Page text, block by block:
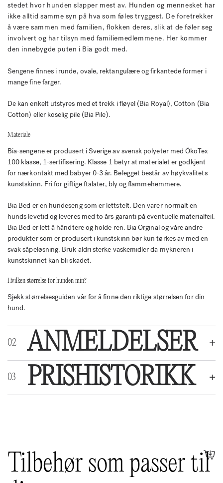
stedet hvor hunden slapper mest av. Hunden og mennesket har
ikke alltid samme syn på hva som føles tryggest. De foretrekker
å være sammen med familien, flokken deres, slik at de føler seg
involvert og har tilsyn med familiemedlemmene. Her kommer
den innebygde puten i Bia godt med.
Sengene finnes i runde, ovale, rektangulære og firkantede former i
mange fine farger.
De kan enkelt utstyres med et trekk i fløyel (Bia Royal), Cotton (Bia
Cotton) eller koselig pile (Bia Pile).
Materiale
Bia-sengene er produsert i Sverige av svensk polyeter med ÖkoTex
100 klasse, 1-sertifisering. Klasse 1 betyr at materialet er godkjent
for nærkontakt med babyer 0-3 år. Belegget består av høykvalitets
kunstskinn. Fri for giftige ftalater, bly og flammehemmere.
Bia Bed er en hundeseng som er lettstelt. Den varer normalt en
hunds levetid og leveres med to års garanti på eventuelle materialfeil.
Bia Bed er lett å håndtere og holde ren. Bia Orginal og våre andre
produkter som er produsert i kunstskinn bør kun tørkes av med en
svak såpeløsning. Bruk aldri sterke vaskemidler da mykneren i
kunstskinnet kan bli skadet.
Hvilken størrelse for hunden min?
Sjekk størrelsesguiden vår for å finne den riktige størrelsen for din
hund.
ANMELDELSER
OMTALER
Bli den første til å omtale «Bia 6 – 80×100 cm»
Din e-postadresse vil ikke bli publisert.
Obligatoriske felt er merket
med*
PRISHISTORIKK
Tilbehør som passer til